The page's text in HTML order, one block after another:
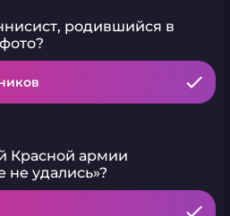
родившийся в
Красной армии
не удались»?